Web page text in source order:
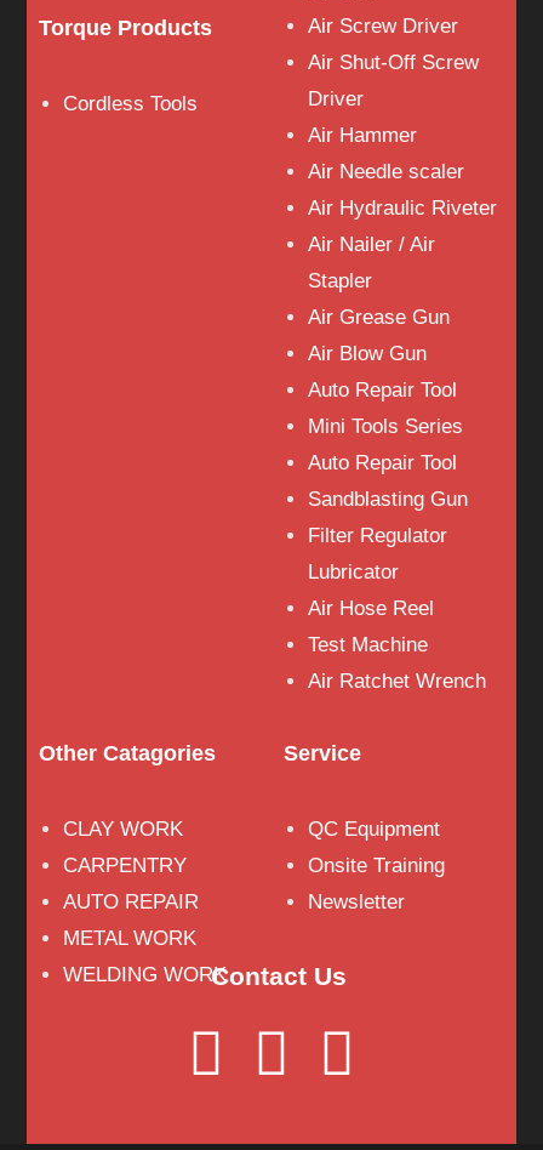
Torque Products
Cordless Tools
Air Screw Driver
Air Shut-Off Screw
Driver
Air Hammer
Air Needle scaler
Air Hydraulic Riveter
Air Nailer / Air
Stapler
Air Grease Gun
Air Blow Gun
Auto Repair Tool
Mini Tools Series
Auto Repair Tool
Sandblasting Gun
Filter Regulator
Lubricator
Air Hose Reel
Test Machine
Air Ratchet Wrench
Other Catagories
CLAY WORK
CARPENTRY
AUTO REPAIR
METAL WORK
WELDING WORK
Service
QC Equipment
Onsite Training
Newsletter
Contact Us